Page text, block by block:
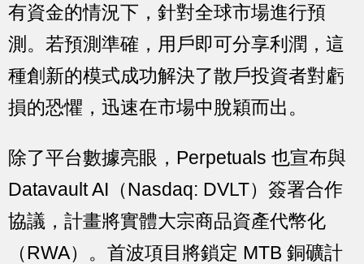
有資金的情況下，針對全球市場進行預
測。若預測準確，用戶即可分享利潤，這
種創新的模式成功解決了散戶投資者對虧
損的恐懼，迅速在市場中脫穎而出。
除了平台數據亮眼，Perpetuals 也宣布與
Datavault AI（Nasdaq: DVLT）簽署合作
協議，計畫將實體大宗商品資產代幣化
（RWA）。首波項目將鎖定 MTB 銅礦計